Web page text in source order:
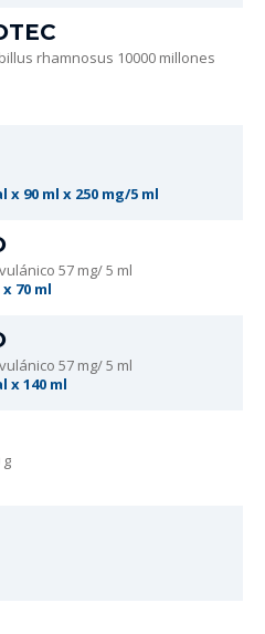
rhamnosus 10000 millones
90 ml x 250 mg/5 ml
57 mg/ 5 ml
70 ml
57 mg/ 5 ml
x 140 ml